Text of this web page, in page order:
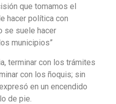
que tomamos el
hacer política con
se suele hacer
municipios”
terminar con los trámites
con los ñoquis; sin
en un encendido
de pie.